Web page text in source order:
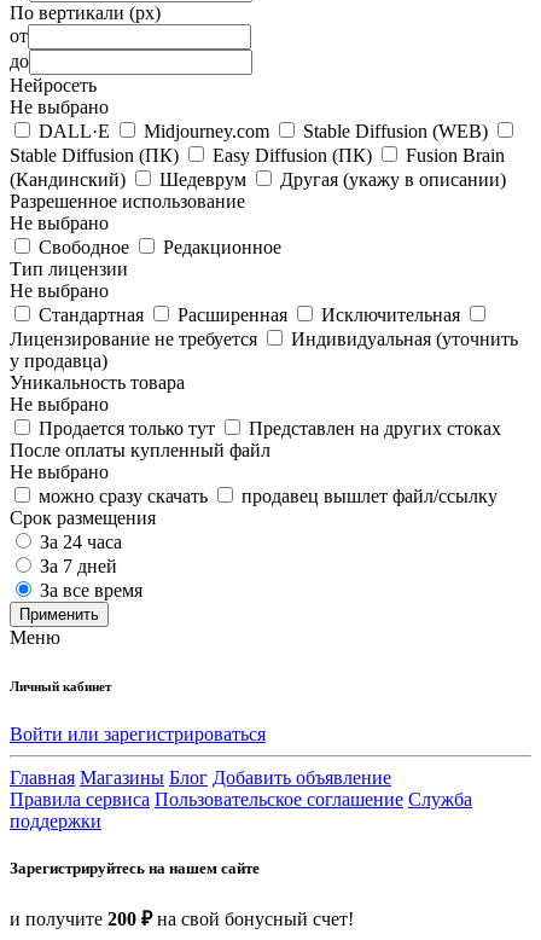
По вертикали (px)
от
до
Нейросеть
Не выбрано
DALL·E
Midjourney.com
Stable Diffusion (WEB)
Stable Diffusion (ПК)
Easy Diffusion (ПК)
Fusion Brain
(Кандинский)
Шедеврум
Другая (укажу в описании)
Разрешенное использование
Не выбрано
Свободное
Редакционное
Тип лицензии
Не выбрано
Стандартная
Расширенная
Исключительная
Лицензирование не требуется
Индивидуальная (уточнить
у продавца)
Уникальность товара
Не выбрано
Продается только тут
Представлен на других стоках
После оплаты купленный файл
Не выбрано
можно сразу скачать
продавец вышлет файл/ссылку
Срок размещения
За 24 часа
За 7 дней
За все время
Применить
Меню
Личный кабинет
Войти или зарегистрироваться
Главная Магазины Блог Добавить объявление
Правила сервиса Пользовательское соглашение Служба
поддержки
Зарегистрируйтесь на нашем сайте
и получите 200 ₽на свой бонусный счет!